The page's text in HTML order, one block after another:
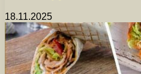
18.11.2025